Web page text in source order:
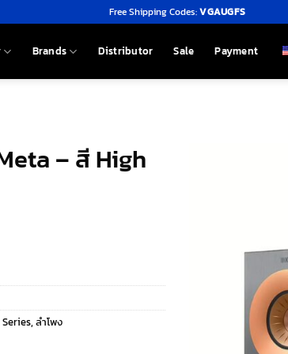
Free Shipping Codes:VGAUGFS
Brands Distributor Sale Payment
– สี High
, ลำโพง